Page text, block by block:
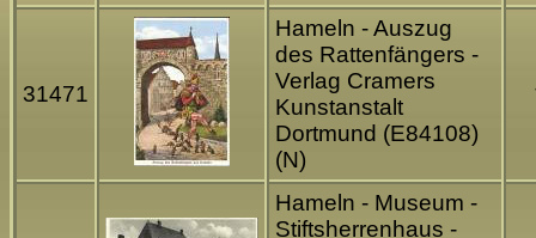
31471
Hameln - Auszug
des Rattenfängers -
Verlag Cramers
Kunstanstalt
Dortmund (E84108)
(N)
Hameln - Museum -
Stiftsherrenhaus -